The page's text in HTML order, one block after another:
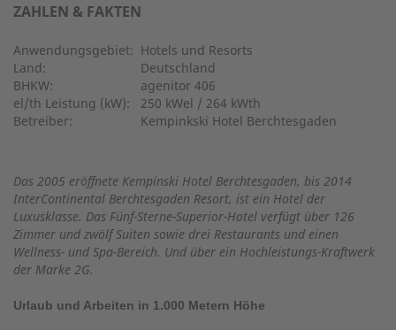
ZAHLEN & FAKTEN
Anwendungsgebiet: Hotels und Resorts
Land:
Deutschland
BHKW:
agenitor 406
el/th Leistung (kW):
250 kWel / 264 kWth
Betreiber:
Kempinkski Hotel Berchtesgaden
Das 2005 eröffnete Kempinski Hotel Berchtesgaden, bis 2014
InterContinental Berchtesgaden Resort, ist ein Hotel der
Luxusklasse. Das Fünf-Sterne-Superior-Hotel verfügt über 126
Zimmer und zwölf Suiten sowie drei Restaurants und einen
Wellness- und Spa-Bereich. Und über ein Hochleistungs-Kraftwerk
der Marke 2G.
Urlaub und Arbeiten in 1.000 Metern Höhe